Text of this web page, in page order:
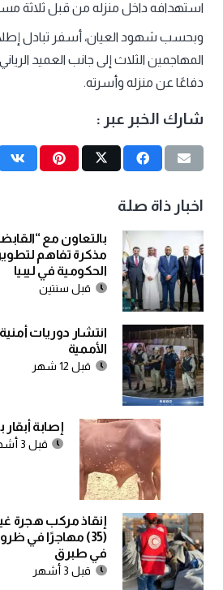
استهدافه داخل منزله من قبل ثلاثة
وبحسب شهود العيان، أسفر تبادل
المهاجمين الثلاث إلى جانب العميد
دفاعًا عن منزله وأسرته.
شارك الخبر عبر :
اخبار ذاة صلة
بالتعاون مع
مذكرة تفاهم
الحكومية في ليبيا
قبل سنتين
انتشار دوريات
الأممية
قبل 12 شهر
إصابة
قبل 3 أشهر
إنقاذ مركب هجرة
(35) مهاجرًا في
في طبرق
قبل 3 أشهر